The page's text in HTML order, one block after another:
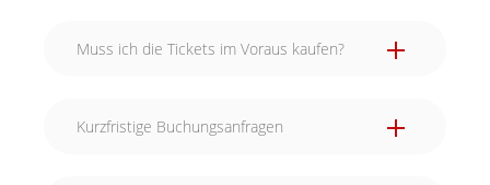
Muss ich die Tickets im Voraus kaufen?
Kurzfristige Buchungsanfragen